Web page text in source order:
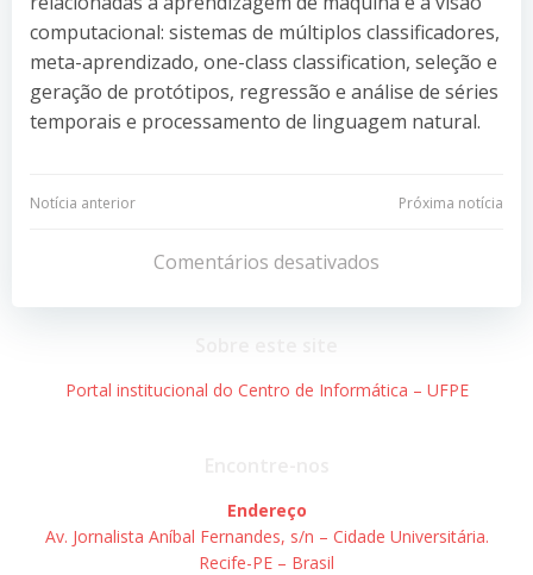
computacional: sistemas de múltiplos classificadores,
meta-aprendizado, one-class classification, seleção e
geração de protótipos, regressão e análise de séries
temporais e processamento de linguagem natural.
Navegação
Post
Notícia anterior
Navegação
de
Post
Próxima notícia
Comentários desativados
Portal institucional do Centro de Informática – UFPE
Endereço
Av. Jornalista Aníbal Fernandes, s/n – Cidade Universitária.
Recife-PE – Brasil